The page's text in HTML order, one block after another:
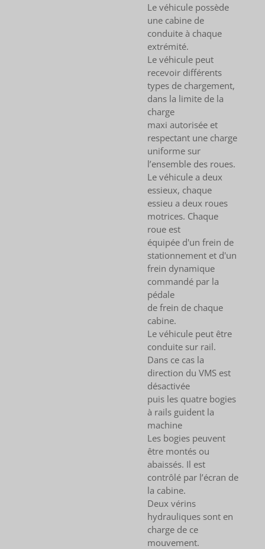
Le véhicule possède
une cabine de
conduite à chaque
extrémité.
Le véhicule peut
recevoir différents
types de chargement,
dans la limite de la
charge
maxi autorisée et
respectant une charge
uniforme sur
l’ensemble des roues.
Le véhicule a deux
essieux, chaque
essieu a deux roues
motrices. Chaque
roue est
équipée d'un frein de
stationnement et d'un
frein dynamique
commandé par la
pédale
de frein de chaque
cabine.
Le véhicule peut être
conduite sur rail.
Dans ce cas la
direction du VMS est
désactivée
puis les quatre bogies
à rails guident la
machine
Les bogies peuvent
être montés ou
abaissés. Il est
contrôlé par l’écran de
la cabine.
Deux vérins
hydrauliques sont en
charge de ce
mouvement.